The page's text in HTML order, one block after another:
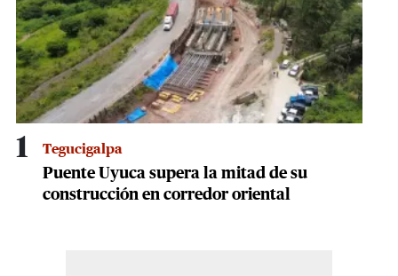
1 Tegucigalpa
Puente Uyuca supera la mitad de su
construcción en corredor oriental